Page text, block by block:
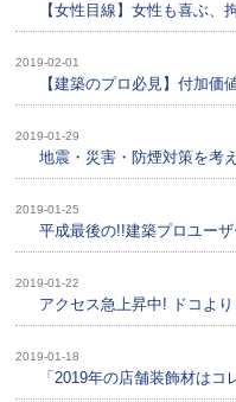
【女性目線】女性も喜ぶ、
2019-02-01
【建築のプロ必見】付加価
2019-01-29
地震・災害・防煙対策を考
2019-01-25
平成最後の!!建築プロユー
2019-01-22
アクセス急上昇中! ドコよ
2019-01-18
「2019年の店舗装飾材はコ